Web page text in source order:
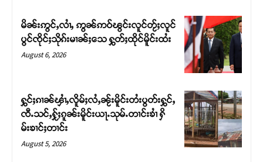
တ်ႇ တူဝ်ႈလုမ်ႈၾႃႉၼၼ်ႉ ၶဝ်ႈႁူမ်ႈၵမ်ႉထႅမ် ၸုမ်းၶၢ
ဝ်ႇၽူႈတွႆႇႁွၵ်ႈ လႆႈယူႇၶႃႈဢေႃႈ။
မိၼ်းဢွင်ႇလၢႆႇ ဢွၼ်ဢဝ်ၽွင်းလူင်တႂ်ႈလူင်
ပွင်ၸိုင်ႈသိုၵ်းမၢၼ်ႈသေ ႁွတ်ႈထိုင်မိူင်းထႆး
August 6, 2026
ႁွင်ႈၵၢၼ်ၾၢႆႇလိူမ်ႈလႆႇၼႂ်းမိူင်းတႆးပွတ်းႁွင်ႇ
ၸီႉသင်ႇႁႂ်ႈၵူၼ်းမိူင်းယႃႉသုမ်ႉတၢင်းၶၢႆ ႁိ
မ်းၶၢင်ႈတၢင်း
August 5, 2026